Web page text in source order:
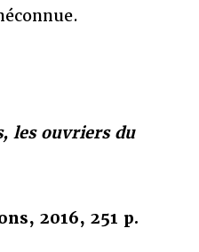
les ouvriers du
2016, 251 p.